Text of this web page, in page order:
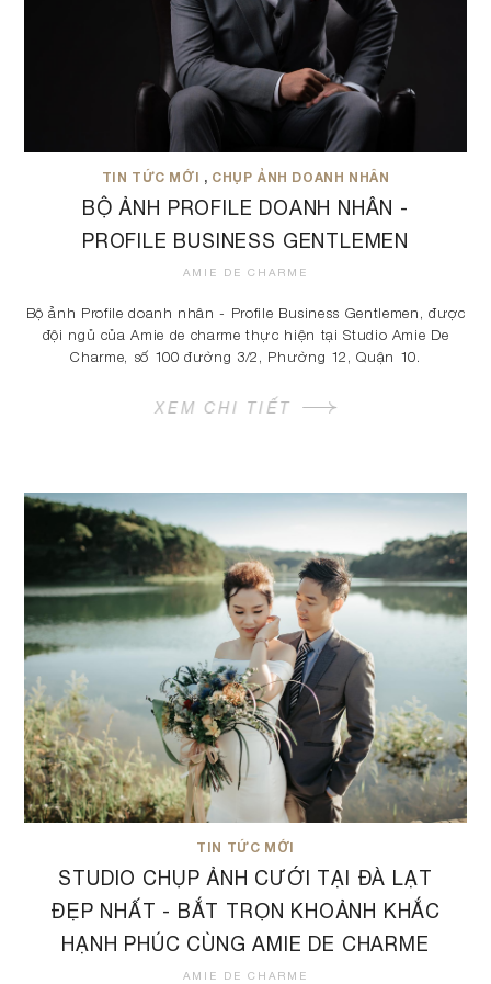
TIN TỨC MỚI , CHỤP ẢNH DOANH NHÂN
BỘ ẢNH PROFILE DOANH NHÂN -
PROFILE BUSINESS GENTLEMEN
AMIE DE CHARME
Bộ ảnh Profile doanh nhân - Profile Business Gentlemen, được
đội ngủ của Amie de charme thực hiện tại Studio Amie De
Charme, số 100 đường 3/2, Phường 12, Quận 10.
XEM CHI TIẾT
TIN TỨC MỚI
STUDIO CHỤP ẢNH CƯỚI TẠI ĐÀ LẠT
ĐẸP NHẤT - BẮT TRỌN KHOẢNH KHẮC
HẠNH PHÚC CÙNG AMIE DE CHARME
AMIE DE CHARME